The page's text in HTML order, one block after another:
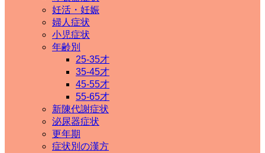
妊活・妊娠
婦人症状
小児症状
年齢別
25-35才
35-45才
45-55才
55-65才
新陳代謝症状
泌尿器症状
更年期
症状別の漢方